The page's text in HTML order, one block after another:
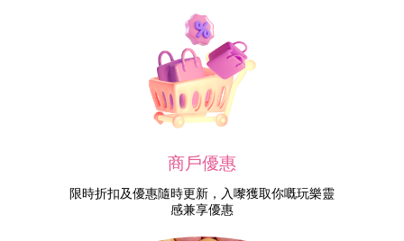
商戶優惠
限時折扣及優惠隨時更新，入嚟獲取你嘅玩樂靈
感兼享優惠